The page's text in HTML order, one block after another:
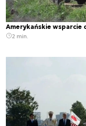
Amerykańskie
2 min.